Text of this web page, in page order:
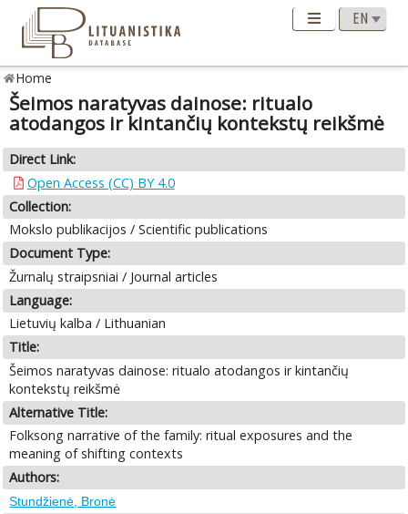
Home
Šeimos naratyvas dainose: ritualo
atodangos ir kintančių kontekstų reikšmė
Direct Link:
Open Access (CC) BY 4.0
Collection:
Mokslo publikacijos / Scientific publications
Document Type:
Žurnalų straipsniai / Journal articles
Language:
Lietuvių kalba / Lithuanian
Title:
Šeimos naratyvas dainose: ritualo atodangos ir kintančių
kontekstų reikšmė
Alternative Title:
Folksong narrative of the family: ritual exposures and the
meaning of shifting contexts
Authors:
Stundžienė, Bronė